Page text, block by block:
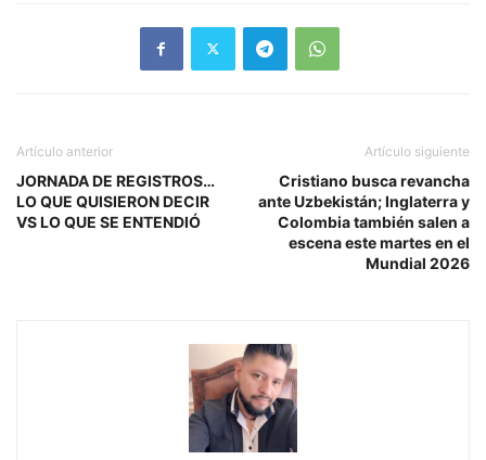
Artículo anterior
JORNADA DE REGISTROS…
LO QUE QUISIERON DECIR
VS LO QUE SE ENTENDIÓ
Artículo siguiente
Cristiano busca revancha
ante Uzbekistán; Inglaterra y
Colombia también salen a
escena este martes en el
Mundial 2026